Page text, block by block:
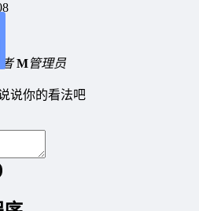
M管理员
说你的看法吧